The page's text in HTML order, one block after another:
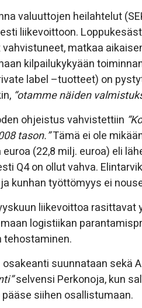
valuuttojen heilahtelut
liikevoittoon.
matkaa
kilpailukykyään
label –tuotteet) on
“otamme näiden
ohjeistus vahvistettiin
tason.”Tämä ei ole
(22,8 milj. euroa) eli
Q4 on ollut vahva.
kunhan työttömyys ei
liikevoittoa rasittavat
logistiikan
tehostaminen.
suunnataan sekä
selvensi Perkonoja, kun
siihen osallistumaan.